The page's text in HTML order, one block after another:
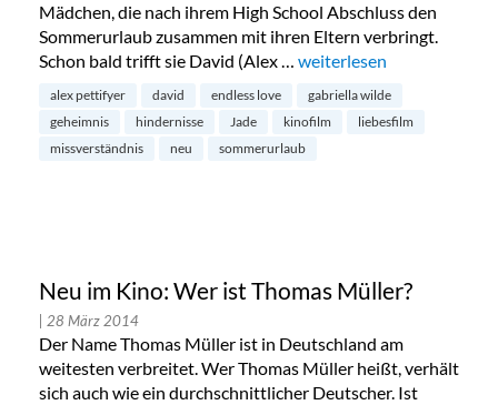
Mädchen, die nach ihrem High School Abschluss den
Sommerurlaub zusammen mit ihren Eltern verbringt.
Schon bald trifft sie David (Alex … „Neu im Kino: Endless
weiterlesen
alex pettifyer david endless love
gabriella wilde
geheimnis
hindernisse Jade kinofilm
liebesfilm
missverständnis
neu sommerurlaub
Neu im Kino: Wer ist Thomas Müller?
| 28 März 2014
Der Name Thomas Müller ist in Deutschland am
weitesten verbreitet. Wer Thomas Müller heißt, verhält
sich auch wie ein durchschnittlicher Deutscher. Ist